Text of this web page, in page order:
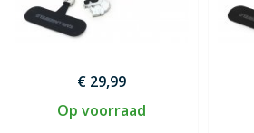
€ 29,99
Op voorraad